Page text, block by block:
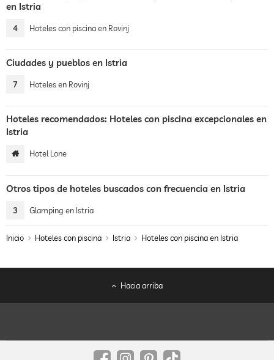
en Istria
4 Hoteles con piscina en Rovinj
Ciudades y pueblos en Istria
7 Hoteles en Rovinj
Hoteles recomendados: Hoteles con piscina excepcionales en
Istria
Hotel Lone
Otros tipos de hoteles buscados con frecuencia en Istria
3 Glamping en Istria
Inicio Hoteles con piscina Istria Hoteles con piscina en Istria
Hacia arriba